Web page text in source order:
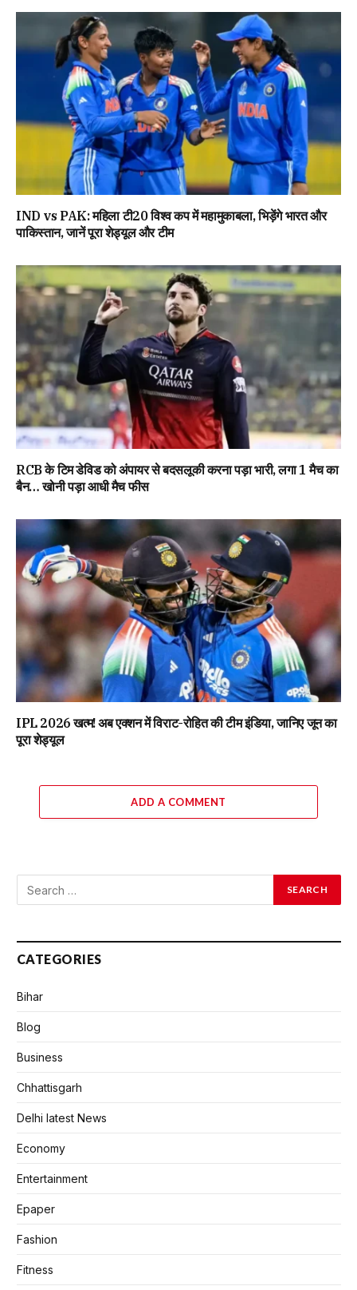
IND vs PAK: महिला टी20 विश्व कप में महामुकाबला, भिड़ेंगे भारत और
पाकिस्तान, जानें पूरा शेड्यूल और टीम
RCB के टिम डेविड को अंपायर से बदसलूकी करना पड़ा भारी, लगा 1 मैच का
बैन… खोनी पड़ा आधी मैच फीस
IPL 2026 खत्म! अब एक्शन में विराट-रोहित की टीम इंडिया, जानिए जून का
पूरा शेड्यूल
ADD A COMMENT
CATEGORIES
Bihar
Blog
Business
Chhattisgarh
Delhi latest News
Economy
Entertainment
Epaper
Fashion
Fitness